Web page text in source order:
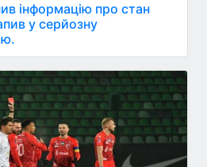
інформацію про стан
у серйозну